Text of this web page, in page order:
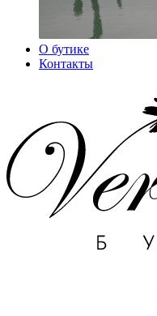
О бутике
Контакты